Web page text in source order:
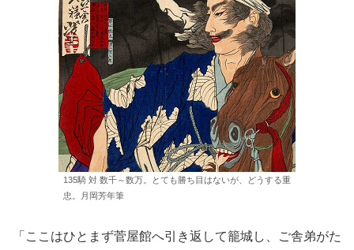
135騎 対 数千～数万。とても勝ち目はないが、どうする重
忠。月岡芳年筆
「ここはひとまず菅屋館へ引き返して籠城し、ご舎弟がた